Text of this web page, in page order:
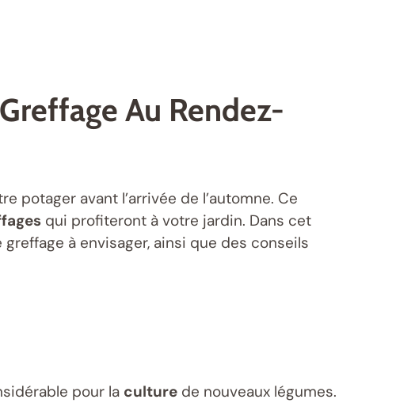
Au Rendez-
potager avant l’arrivée de l’automne. Ce
qui profiteront à votre jardin. Dans cet
à envisager, ainsi que des conseils
pour la culture de nouveaux légumes.